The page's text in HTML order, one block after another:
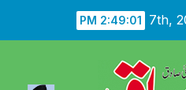
2:49:03 PM